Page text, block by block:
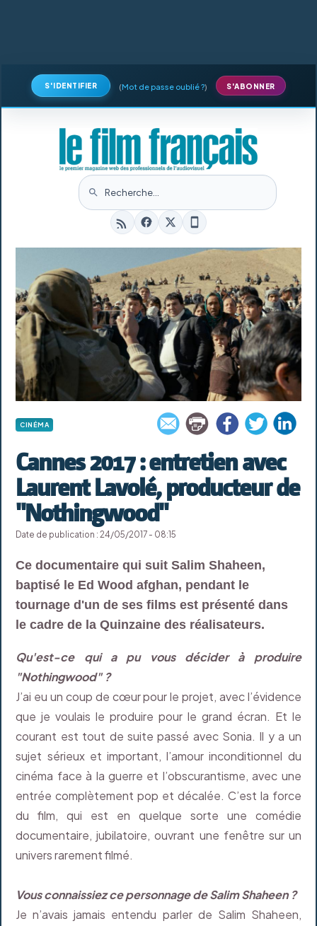
S'IDENTIFIER (Mot de passe oublié ?) S'ABONNER
CINÉMA
Cannes 2017 : entretien avec
Laurent Lavolé, producteur de
"Nothingwood"
Date de publication : 24/05/2017 - 08:15
Ce documentaire qui suit Salim Shaheen,
baptisé le Ed Wood afghan, pendant le
tournage d'un de ses films est présenté dans
le cadre de la Quinzaine des réalisateurs.
Qu'est-ce qui a pu vous décider à produire
"Nothingwood" ?
J’ai eu un coup de cœur pour le projet, avec l’évidence
que je voulais le produire pour le grand écran. Et le
courant est tout de suite passé avec Sonia. Il y a un
sujet sérieux et important, l’amour inconditionnel du
cinéma face à la guerre et l’obscurantisme, avec une
entrée complètement pop et décalée. C’est la force
du film, qui est en quelque sorte une comédie
documentaire, jubilatoire, ouvrant une fenêtre sur un
univers rarement filmé.
Vous connaissiez ce personnage de Salim Shaheen ?
Je n’avais jamais entendu parler de Salim Shaheen,